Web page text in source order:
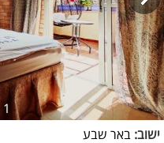
1
ישוב: באר שבע